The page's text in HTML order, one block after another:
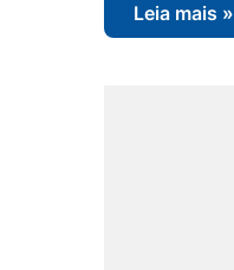
Leia mais »